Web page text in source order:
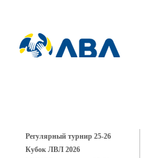
Регулярный турнир 25-26
Кубок ЛВЛ 2026